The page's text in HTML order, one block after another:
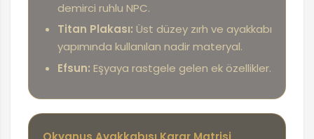
demirci ruhlu NPC.
Titan Plakası: Üst düzey zırh ve ayakkabı
yapımında kullanılan nadir materyal.
Efsun: Eşyaya rastgele gelen ek özellikler.